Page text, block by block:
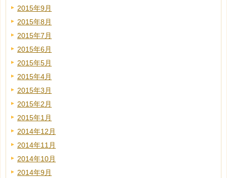
2015年9月
2015年8月
2015年7月
2015年6月
2015年5月
2015年4月
2015年3月
2015年2月
2015年1月
2014年12月
2014年11月
2014年10月
2014年9月